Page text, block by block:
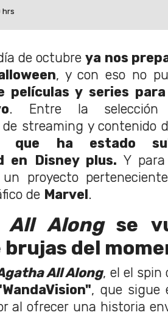
hrs
de octubreya nos
, y con eso no
películas y series
. Entre la
streaming y contenido
que ha estado
en Disney plus. Y
proyecto
de Marvel.
All Alongse
brujas del
All Along, el el spin
, que sigue
al ofrecer una historia